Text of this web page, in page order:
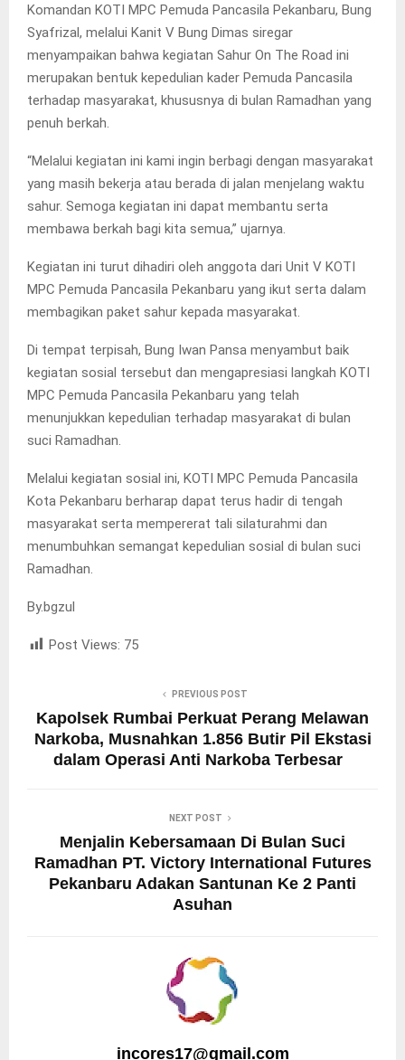
Komandan KOTI MPC Pemuda Pancasila Pekanbaru, Bung
Syafrizal, melalui Kanit V Bung Dimas siregar
menyampaikan bahwa kegiatan Sahur On The Road ini
merupakan bentuk kepedulian kader Pemuda Pancasila
terhadap masyarakat, khususnya di bulan Ramadhan yang
penuh berkah.
“Melalui kegiatan ini kami ingin berbagi dengan masyarakat
yang masih bekerja atau berada di jalan menjelang waktu
sahur. Semoga kegiatan ini dapat membantu serta
membawa berkah bagi kita semua,” ujarnya.
Kegiatan ini turut dihadiri oleh anggota dari Unit V KOTI
MPC Pemuda Pancasila Pekanbaru yang ikut serta dalam
membagikan paket sahur kepada masyarakat.
Di tempat terpisah, Bung Iwan Pansa menyambut baik
kegiatan sosial tersebut dan mengapresiasi langkah KOTI
MPC Pemuda Pancasila Pekanbaru yang telah
menunjukkan kepedulian terhadap masyarakat di bulan
suci Ramadhan.
Melalui kegiatan sosial ini, KOTI MPC Pemuda Pancasila
Kota Pekanbaru berharap dapat terus hadir di tengah
masyarakat serta mempererat tali silaturahmi dan
menumbuhkan semangat kepedulian sosial di bulan suci
Ramadhan.
By.bgzul
Post Views: 75
PREVIOUS POST
Kapolsek Rumbai Perkuat Perang Melawan
Narkoba, Musnahkan 1.856 Butir Pil Ekstasi
dalam Operasi Anti Narkoba Terbesar
NEXT POST
Menjalin Kebersamaan Di Bulan Suci
Ramadhan PT. Victory International Futures
Pekanbaru Adakan Santunan Ke 2 Panti
Asuhan
incores17@gmail.com